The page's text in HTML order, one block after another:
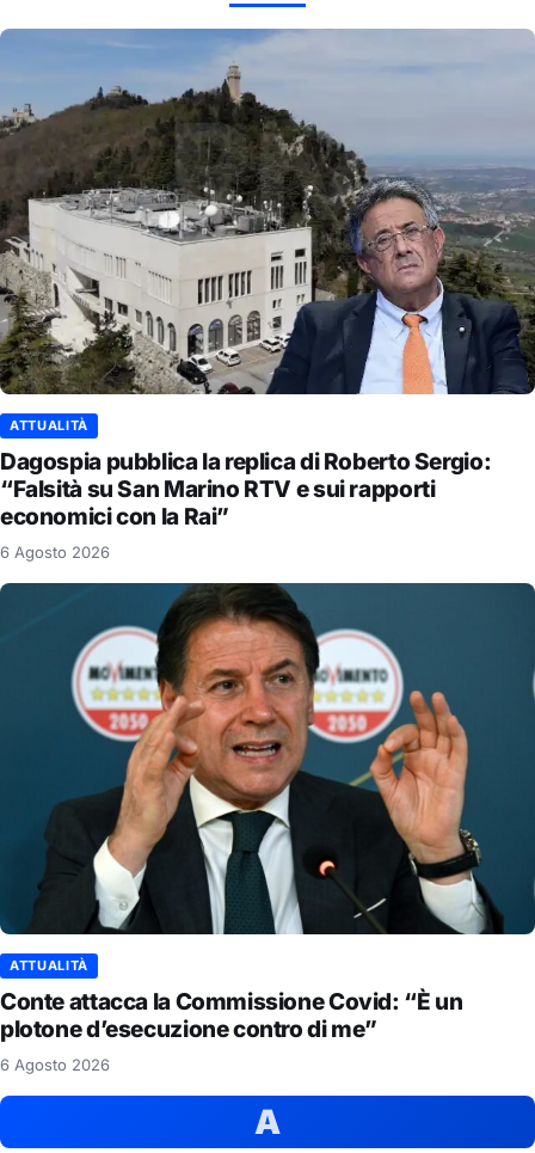
ATTUALITÀ
Dagospia pubblica la replica di Roberto Sergio:
“Falsità su San Marino RTV e sui rapporti
economici con la Rai”
6 Agosto 2026
ATTUALITÀ
Conte attacca la Commissione Covid: “È un
plotone d’esecuzione contro di me”
6 Agosto 2026
A